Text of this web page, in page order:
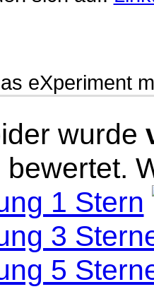
eXperiment
wurde
bewertet.